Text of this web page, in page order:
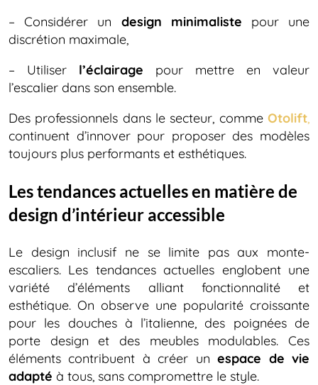
– Considérer un design minimaliste pour une
discrétion maximale,
– Utiliser l’éclairage pour mettre en valeur
l’escalier dans son ensemble.
Des professionnels dans le secteur, comme Otolift,
continuent d’innover pour proposer des modèles
toujours plus performants et esthétiques.
Les tendances actuelles en matière de
design d’intérieur accessible
Le design inclusif ne se limite pas aux monte-
escaliers. Les tendances actuelles englobent une
variété d’éléments alliant fonctionnalité et
esthétique. On observe une popularité croissante
pour les douches à l’italienne, des poignées de
porte design et des meubles modulables. Ces
éléments contribuent à créer unespace de vie
adapté à tous, sans compromettre le style.